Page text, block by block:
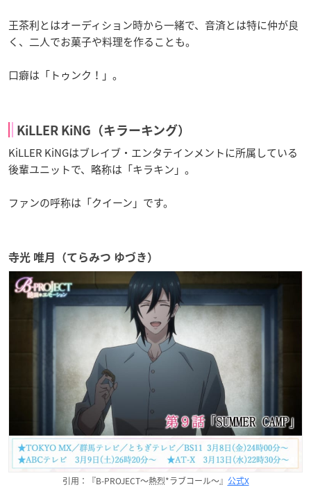
王茶利とはオーディション時から一緒で、音済とは特に仲が良
く、二人でお菓子や料理を作ることも。
口癖は「トゥンク！」。
KiLLER KiNG（キラーキング）
KiLLER KiNGはブレイブ・エンタテインメントに所属している
後輩ユニットで、略称は「キラキン」。
ファンの呼称は「クイーン」です。
寺光 唯月（てらみつ ゆづき）
引用：『B-PROJECT〜熱烈*ラブコール〜』 公式X